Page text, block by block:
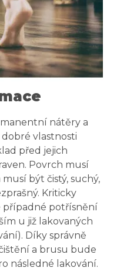
nátěry a
vlastnosti
před jejich
Povrch musí
být čistý, suchý,
Kriticky
případné potřísnění
u již lakovaných
Díky správně
a brusu bude
následné lakování.